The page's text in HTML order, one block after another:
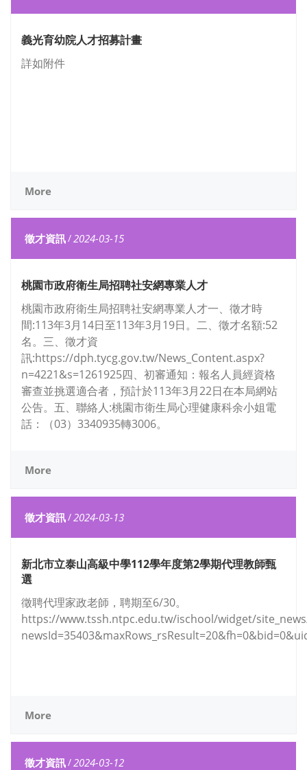
義光育幼院人才招募計畫
詳如附件
More
徵才資訊/2024-03-15
桃園市政府衛生局招聘社安網專業人才
桃園市政府衛生局招聘社安網專業人才一、徵才時
間:113年3月14日至113年3月19日。二、徵才名額:52
名。三、徵才資
訊:https://dph.tycg.gov.tw/News_Content.aspx?
n=4221&s=1261925四、初審通知：報名人員經資格
審查並挑選適合者，預計於113年3月22日在本局網站
公告。五、聯絡人:桃園市衛生局心理健康科余小姐電
話：（03）3340935轉3006。
More
徵才資訊/2024-03-13
新北市立泰山高級中學112學年度第2學期代理教師甄
選
徵聘代理家政老師，聘期至6/30。
https://www.tssh.ntpc.edu.tw/ischool/widget/
More
徵才資訊/2024-03-12